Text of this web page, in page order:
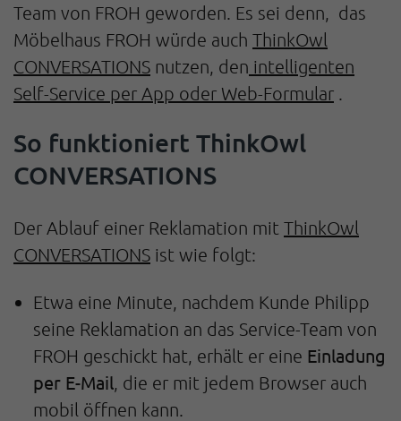
Team von FROH geworden. Es sei denn, das
Möbelhaus FROH würde auch ThinkOwl
CONVERSATIONS nutzen, den intelligenten
Self-Service per App oder Web-Formular
So funktioniert ThinkOwl
CONVERSATIONS
Der Ablauf einer Reklamation mit ThinkOwl
CONVERSATIONS ist wie folgt:
Etwa eine Minute, nachdem Kunde Philipp
seine Reklamation an das Service-Team von
FROH geschickt hat, erhält er eine Einladung
per E-Mail , die er mit jedem Browser auch
mobil öffnen kann.